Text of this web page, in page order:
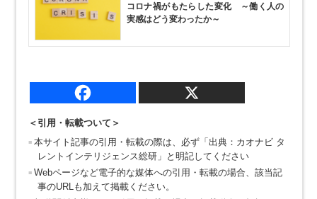
コロナ禍がもたらした変化 ～働く人の
実感はどう変わったか～
＜引用・転載ついて＞
本サイト記事の引用・転載の際は、必ず「出典：カオナビ タ
レントインテリジェンス総研」と明記してください
Webページなど電子的な媒体への引用・転載の場合、該当記
事のURLも加えて掲載ください。